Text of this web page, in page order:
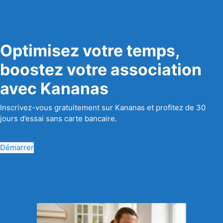
Optimisez votre temps,
boostez votre association
avec Kananas
Inscrivez-vous gratuitement sur Kananas et profitez de 30
jours d’essai sans carte bancaire.
Démarrer